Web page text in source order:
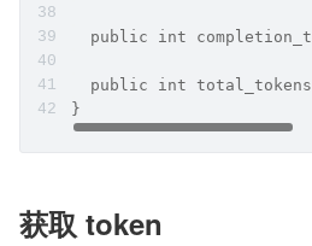
public int
public int
}
获取 token